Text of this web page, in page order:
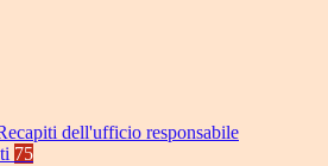
dell'ufficio responsabile
75